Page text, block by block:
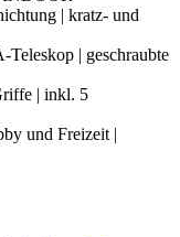
| kratz- und
Teleskop | geschraubte
| inkl. 5
und Freizeit |